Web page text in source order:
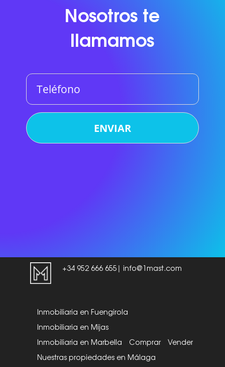
Nosotros te
llamamos
Teléfono
+34 952 666 655 |info@1mast.com
Inmobiliaria en Fuengirola
Inmobiliaria en Mijas
Inmobiliaria en Marbella
Comprar
Vender
Nuestras propiedades en Málaga